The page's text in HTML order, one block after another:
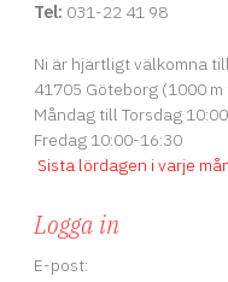
Tel: 031-22 41 98
Ni är hjärtligt välkomna
41705 Göteborg (1000
Måndag till Torsdag
Fredag 10:00-16:30
Sista lördagen i varje
Logga in
E-post: